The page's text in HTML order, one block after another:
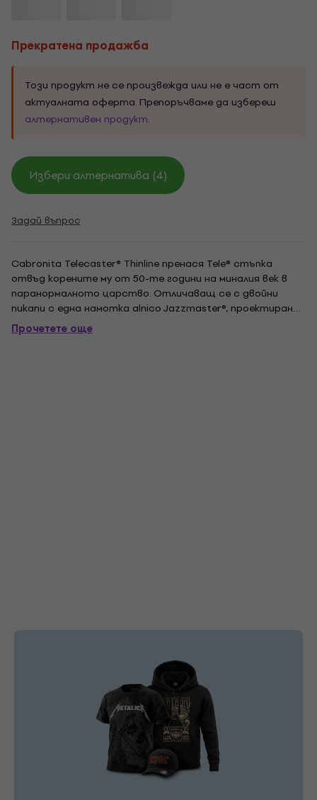
Прекратена продажба
Този продукт не се произвежда или не е част от
актуалната оферта. Препоръчваме да избереш
алтернативен продукт.
Избери алтернатива (4)
Задай въпрос
Cabronita Telecaster® Thinline пренася Tele® стъпка
отвъд корените му от 50-те години на миналия век в
паранормалното царство. Отличаващ се с двойни
пикапи с една намотка alnico Jazzmaster®, проектирани
от Fender, и стил Cabronita Tele, този полукух модел
осигурява гъвкави тонове, идеални за различни
Прочетете още